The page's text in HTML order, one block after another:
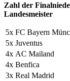
Zahl der
Landesmeister
5x FC Bayern
5x Juventus
4x AC Mailand
4x Benfica
3x Real Madrid